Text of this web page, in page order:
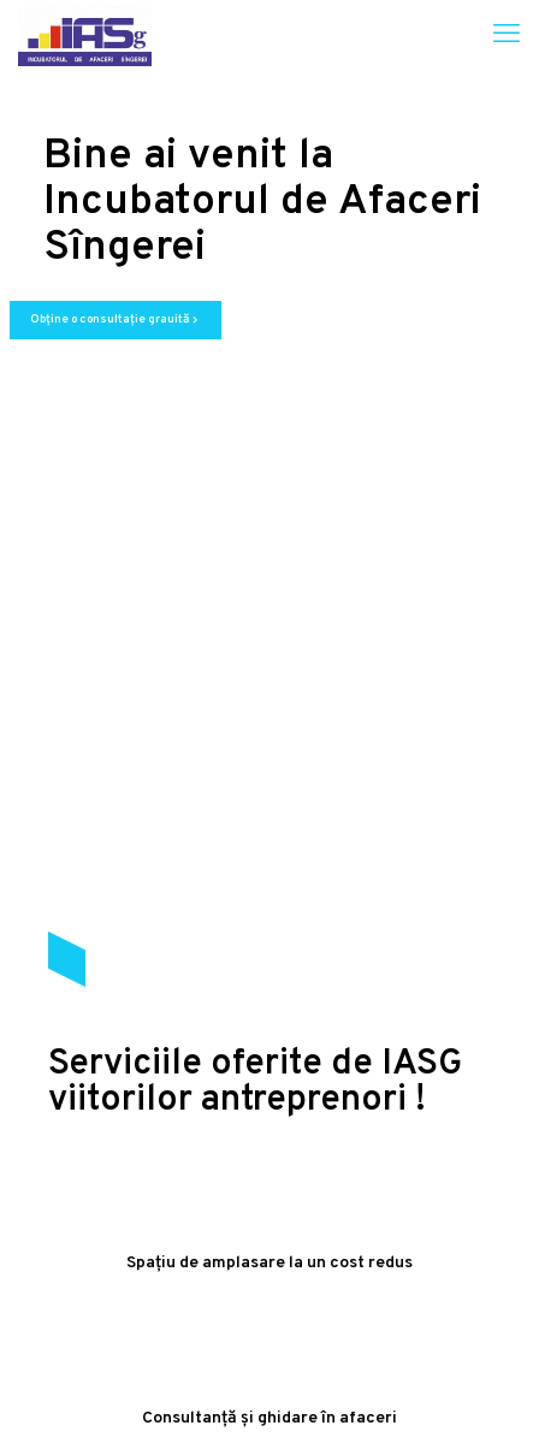
Bine ai venit la
Incubatorul de Afaceri
Sîngerei
Obține o consultație grauită chevron_right
Serviciile oferite de IASG
viitorilor antreprenori !
Spațiu de amplasare la un cost redus
Consultanță și ghidare în afaceri